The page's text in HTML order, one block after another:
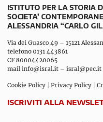
ISTITUTO PER LA STORIA
SOCIETA’
ALESSANDRIA “CARLO
Via dei Guasco 49 – 15121
telefono 0131 443861
CF 80004420065
mail info@isral.it – isral@pec.it
Cookie Policy Privacy Policy
ISCRIVITI ALLA